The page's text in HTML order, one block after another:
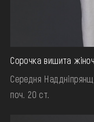
Сорочка вишита
Середня
поч. 20 ст.